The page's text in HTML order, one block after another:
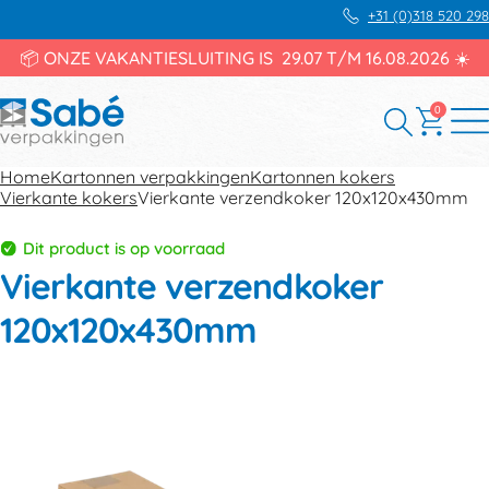
+31 (0)318 520 298
📦 ONZE VAKANTIESLUITING IS 29.07 T/M 16.08.2026 ☀️
0
HomeKartonnen verpakkingenKartonnen kokers
Vierkante kokersVierkante verzendkoker 120x120x430mm
Dit product is op voorraad
Vierkante verzendkoker
120x120x430mm